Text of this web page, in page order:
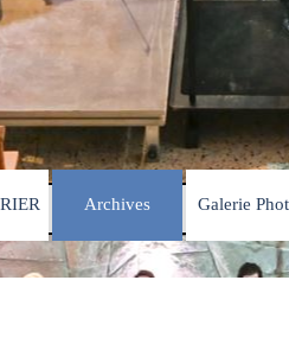
▼
Archives ▼
Galerie